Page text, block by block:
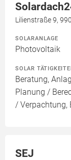
Lilienstraße 9,
SOLARANLAGE
Photovoltaik
SOLAR
Beratung,
Planung /
/ Verpachtung,
SEJ